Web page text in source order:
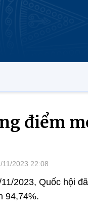
điểm
2023 22:08
2023, Quốc hội
94,74%.